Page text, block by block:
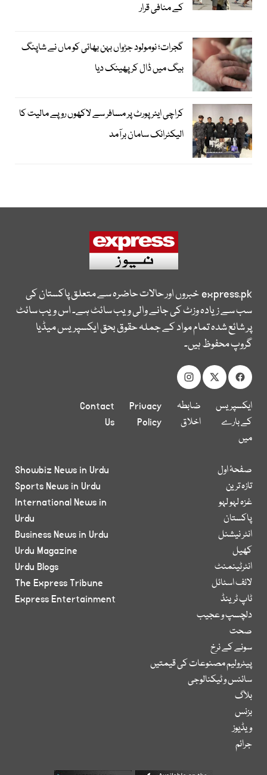
کے منافی قرار
گجرات؛ نومولود جڑواں بہن بھائی کو ماں نے شاپنگ
بیگ میں ڈال کر پھینک دیا
کراچی ایئرپورٹ پر مسافر سے لاکھوں روپے مالیت کا
الیکٹرانک سامان برآمد
express.pkخبروں اور حالات حاضرہ سے متعلق پاکستان کی
سب سے زیادہ وزٹ کی جانے والی ویب سائٹ ہے۔ اس ویب سائٹ
پر شائع شدہ تمام مواد کے جملہ حقوق بحق ایکسپریس میڈیا
گروپ محفوظ ہیں۔
ایکسپریس
کے بارے
میں
ضابطہ
اخلاق
Privacy
Policy
Contact
Us
صفحۂ اول
تازہ ترین
غزہ لہو لہو
پاکستان
انٹر نیشنل
کھیل
انٹرٹینمنٹ
لائف اسٹائل
ٹاپ ٹرینڈ
دلچسپ و عجیب
صحت
سونے کے نرخ
پیٹرولیم مصنوعات کی قیمتیں
سائنس و ٹیکنالوجی
بلاگ
بزنس
ویڈیوز
جرائم
Showbiz News in Urdu
Sports News in Urdu
International News in
Urdu
Business News in Urdu
Urdu Magazine
Urdu Blogs
The Express Tribune
Express Entertainment